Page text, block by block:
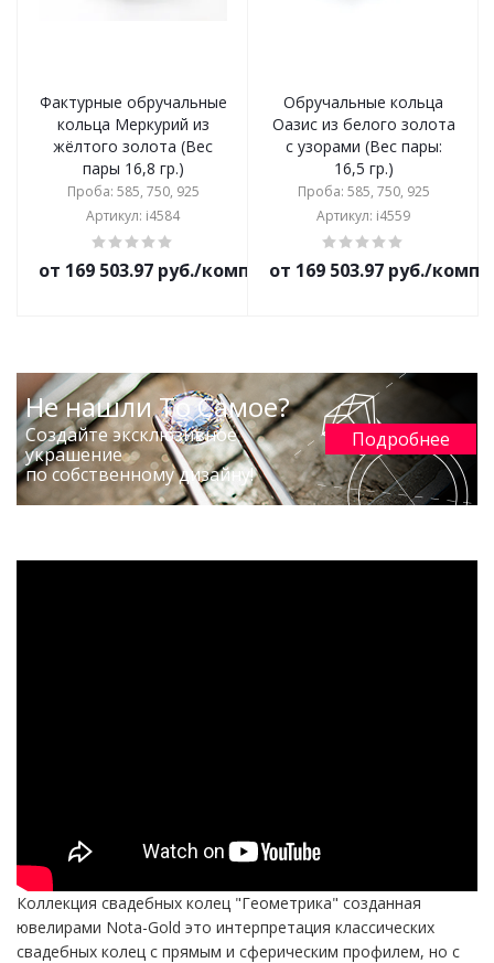
Фактурные обручальные
кольца Меркурий из
жёлтого золота (Вес
пары 16,8 гр.)
Проба: 585, 750, 925
Артикул: i4584
от 169 503.97 руб./комплект
Обручальные кольца
Оазис из белого золота
с узорами (Вес пары:
16,5 гр.)
Проба: 585, 750, 925
Артикул: i4559
от 169 503.97 руб./
Не нашли То Самое?
Создайте эксклюзивное
украшение
по собственному дизайну!
Подробнее
Коллекция свадебных колец "Геометрика" созданная
ювелирами Nota-Gold это интерпретация классических
свадебных колец с прямым и сферическим профилем, но с